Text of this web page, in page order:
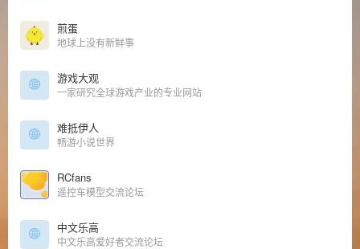
煎蛋
地球上没有新鲜事
游戏大观
一家研究全球游戏产业的专业网站
难抵伊人
畅游小说世界
RCfans
遥控车模型交流论坛
中文乐高
中文乐高爱好者交流论坛